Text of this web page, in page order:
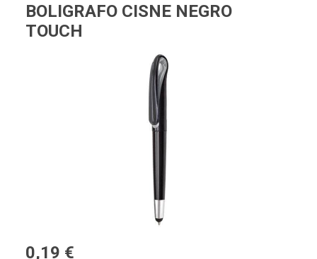
BOLIGRAFO CISNE NEGRO
TOUCH
0,19 €